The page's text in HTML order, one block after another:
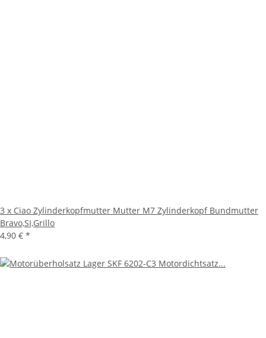
3 x Ciao Zylinderkopfmutter Mutter M7 Zylinderkopf Bundmutter
Bravo,SI,Grillo
4,90 € *